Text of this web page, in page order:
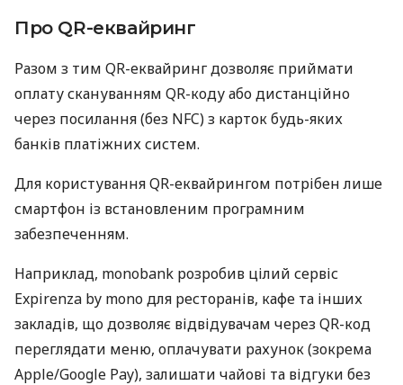
Про QR-еквайринг
Разом з тим QR-еквайринг дозволяє приймати
оплату скануванням QR-коду або дистанційно
через посилання (без NFC) з карток будь-яких
банків платіжних систем.
Для користування QR-еквайрингом потрібен лише
смартфон із встановленим програмним
забезпеченням.
Наприклад, monobank розробив цілий сервіс
Expirenza by mono для ресторанів, кафе та інших
закладів, що дозволяє відвідувачам через QR-код
переглядати меню, оплачувати рахунок (зокрема
Apple/Google Pay), залишати чайові та відгуки без